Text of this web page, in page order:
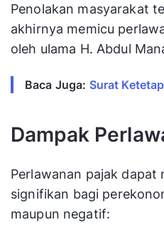
Penolakan masyarakat
akhirnya memicu
oleh ulama H. Abdul
Baca Juga: Surat
Dampak
Perlawanan pajak dapat
signifikan bagi
maupun negatif: